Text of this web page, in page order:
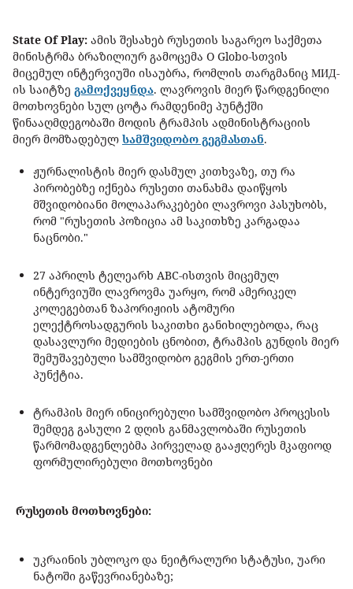
State Of Play: ამის შესახებ რუსეთის საგარეო საქმეთა
მინისტრმა ბრაზილიურ გამოცემა O Globo-სთვის
მიცემულ ინტერვიუში ისაუბრა, რომლის თარგმანიც МИД-
ის საიტზე გამოქვეყნდა. ლავროვის მიერ წარდგენილი
მოთხოვნები სულ ცოტა რამდენიმე პუნტქში
წინააღმდეგობაში მოდის ტრამპის ადმინისტრაციის
მიერ მომზადებულ სამშვიდობო გეგმასთან.
ჟურნალისტის მიერ დასმულ კითხვაზე, თუ რა
პირობებზე იქნება რუსეთი თანახმა დაიწყოს
მშვიდობიანი მოლაპარაკებები ლავროვი პასუხობს,
რომ "რუსეთის პოზიცია ამ საკითხზე კარგადაა
ნაცნობი."
27 აპრილს ტელეარხ ABC-ისთვის მიცემულ
ინტერვიუში ლავროვმა უარყო, რომ ამერიკელ
კოლეგებთან ზაპორიჟიის ატომური
ელექტროსადგურის საკითხი განიხილებოდა, რაც
დასავლური მედიების ცნობით, ტრამპის გუნდის მიერ
შემუშავებული სამშვიდობო გეგმის ერთ-ერთი
პუნქტია.
ტრამპის მიერ ინიცირებული სამშვიდობო პროცესის
შემდეგ გასული 2 დღის განმავლობაში რუსეთის
წარმომადგენლებმა პირველად გააჟღერეს მკაფიოდ
ფორმულირებული მოთხოვნები
რუსეთის მოთხოვნები:
უკრაინის უბლოკო და ნეიტრალური სტატუსი, უარი
ნატოში გაწევრიანებაზე;